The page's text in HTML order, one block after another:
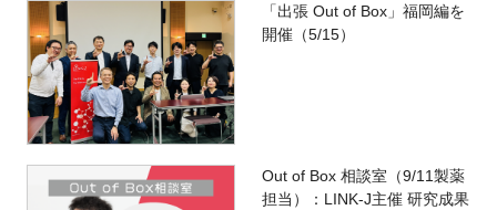
「出張 Out of Box」福岡編を
開催（5/15）
Out of Box 相談室（9/11製薬
担当）：LINK-J主催 研究成果